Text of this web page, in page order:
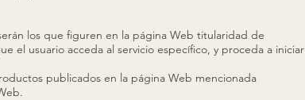
los que figuren en la página Web titularidad de
el usuario acceda al servicio específico, y proceda a iniciar
publicados en la página Web mencionada